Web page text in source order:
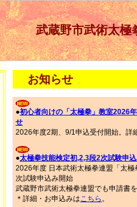
武蔵野市武術太極
お知らせ
●初心者向けの「太極拳」教室2026
せ
2026年度2期、9/1申込受付開始。詳
●太極拳技能検定初,2,3段2次試験申
2026年度 日本武術太極拳連盟「太
次試験申込み開始
武蔵野市武術太極拳連盟でも申請書
＊詳細・お申込みはこちら 。